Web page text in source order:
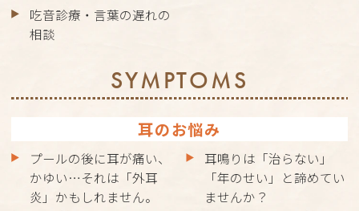
吃音診療・言葉の遅れの
相談
SYMPTOMS
耳のお悩み
プールの後に耳が痛い、
かゆい…それは「外耳
炎」かもしれません。
耳鳴りは「治らない」
「年のせい」と諦めてい
ませんか？